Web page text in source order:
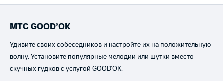
МТС GOOD’OK
Удивите своих собеседников и настройте их на положительную
волну. Установите популярные мелодии или шутки вместо
скучных гудков с услугой GOOD’OK.